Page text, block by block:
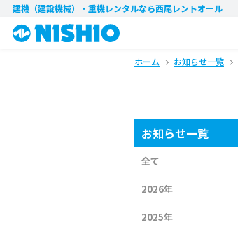
建機（建設機械）・重機レンタルなら西尾レントオール
ホーム お知らせ一覧
お知らせ一覧
全て
2026年
2025年